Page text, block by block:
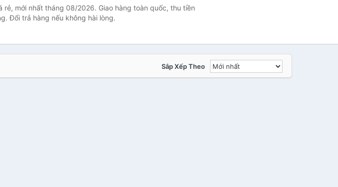
mới nhất tháng 08/2026. Giao hàng toàn quốc, thu tiền
Đổi trả hàng nếu không hài lòng.
Sắp Xếp Theo